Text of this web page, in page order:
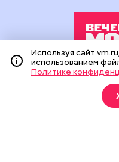
Издание создано при
средств массовой
На сайте применяются
(информационные
Используя сайт
использованием
Политике